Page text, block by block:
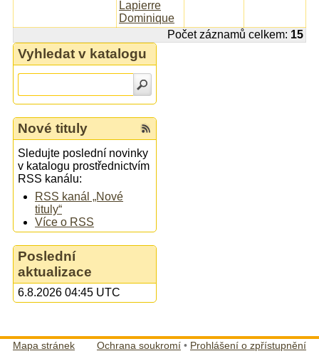
Lapierre
Dominique
Počet záznamů celkem: 15
Vyhledat v katalogu
Nové tituly
Sledujte poslední novinky
v katalogu prostřednictvím
RSS kanálu:
RSS kanál „Nové
tituly“
Více o RSS
Poslední
aktualizace
6.8.2026 04:45 UTC
Mapa stránek Ochrana soukromí • Prohlášení o zpřístupnění